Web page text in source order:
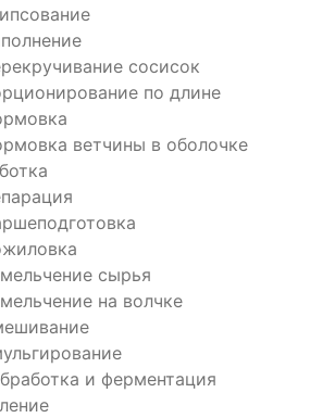
сосисок
по длине
ветчины в оболочке
сырья
на волчке
и ферментация